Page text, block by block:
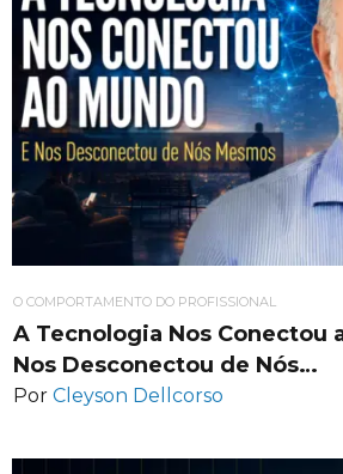
O COMPORTAMENTO DO PROFISSIONAL
A Tecnologia Nos Conectou
Nos Desconectou de Nós…
Por Cleyson Dellcorso